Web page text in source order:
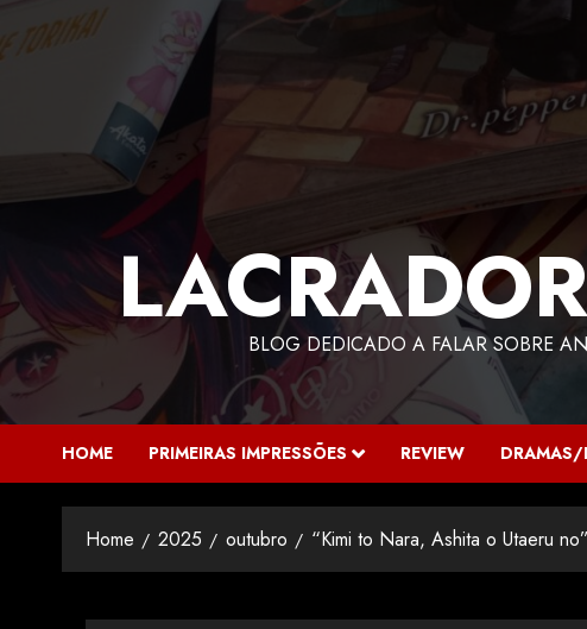
BLOG DEDICADO A FALAR SOBRE
HOME PRIMEIRAS IMPRESSÕES REVIEW DRAMAS/
Home 2025 outubro “Kimi to Nara, Ashita o Utaeru